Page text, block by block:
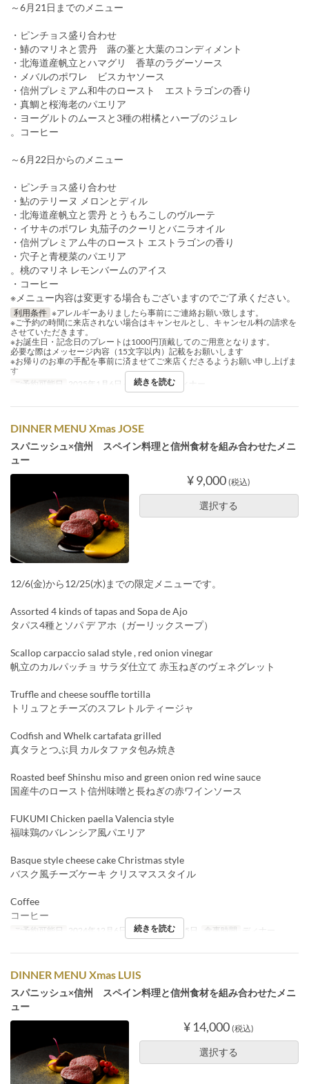
～6月21日までのメニュー
・ピンチョス盛り合わせ
・鰆のマリネと雲丹 蕗の薹と大葉のコンディメント
・北海道産帆立とハマグリ 香草のラグーソース
・メバルのポワレ ビスカヤソース
・信州プレミアム和牛のロースト エストラゴンの香り
・真鯛と桜海老のパエリア
・ヨーグルトのムースと3種の柑橘とハーブのジュレ
。コーヒー
～6月22日からのメニュー
・ピンチョス盛り合わせ
・鮎のテリーヌ メロンとディル
・北海道産帆立と雲丹 とうもろこしのヴルーテ
・イサキのポワレ 丸茄子のクーリとバニラオイル
・信州プレミアム牛のロースト エストラゴンの香り
・穴子と青梗菜のパエリア
。桃のマリネ レモンバームのアイス
・コーヒー
※メニュー内容は変更する場合もございますのでご了承ください。
利用条件 ※アレルギーありましたら事前にご連絡お願い致します。
※ご予約の時間に来店されない場合はキャンセルとし、キャンセル料の請求を
させていただきます。
※お誕生日・記念日のプレートは1000円頂戴してのご用意となります。
必要な際はメッセージ内容（15文字以内）記載をお願いします
※お帰りのお車の手配を事前に済ませてご来店くださるようお願い申し上げま
す
ご予約可能日
2025年1月6日 ~ 食事時間 ディナー
続きを読む
DINNER MENU Xmas JOSE
スパニッシュ×信州 スペイン料理と信州食材を組み合わせたメニ
ュー
¥ 9,000 (税込)
選択する
12/6(金)から12/25(水)までの限定メニューです。
Assorted 4 kinds of tapas and Sopa de Ajo
タパス4種とソパ デ アホ（ガーリックスープ）
Scallop carpaccio salad style , red onion vinegar
帆立のカルパッチョ サラダ仕立て 赤玉ねぎのヴェネグレット
Truffle and cheese souffle tortilla
トリュフとチーズのスフレトルティージャ
Codfish and Whelk cartafata grilled
真タラとつぶ貝 カルタファタ包み焼き
Roasted beef Shinshu miso and green onion red wine sauce
国産牛のロースト信州味噌と長ねぎの赤ワインソース
FUKUMI Chicken paella Valencia style
福味鶏のバレンシア風パエリア
Basque style cheese cake Christmas style
バスク風チーズケーキ クリスマススタイル
Coffee
コーヒー
ご予約可能日 2024年12月6日 ~ 2024年12月25日 食事時間 ディナー
続きを読む
DINNER MENU Xmas LUIS
スパニッシュ×信州 スペイン料理と信州食材を組み合わせたメニ
ュー
¥ 14,000 (税込)
選択する